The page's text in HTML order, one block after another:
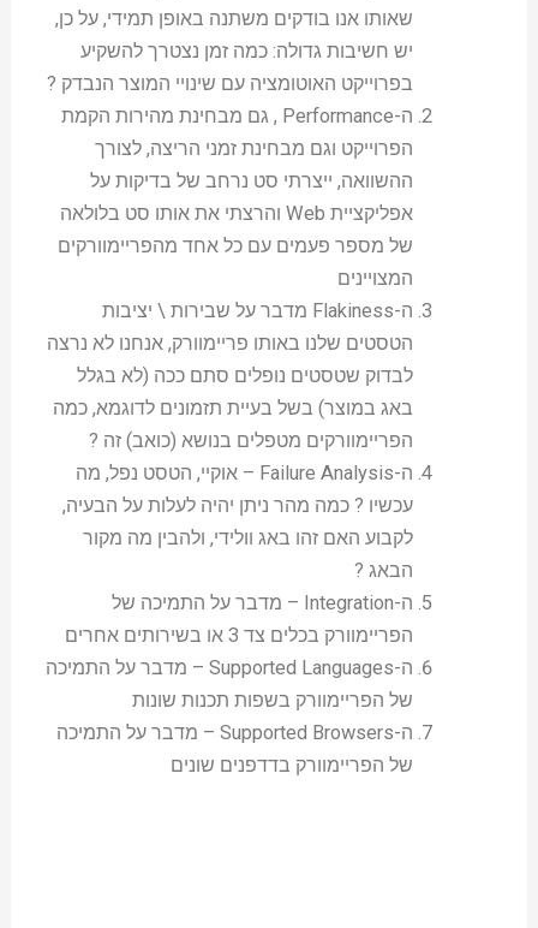
שאותו אנו בודקים משתנה באופן תמידי, על כן,
יש חשיבות גדולה: כמה זמן נצטרך להשקיע
בפרוייקט האוטומציה עם שינויי המוצר הנבדק ?
ה-Performance , גם מבחינת מהירות הקמת
הפרוייקט וגם מבחינת זמני הריצה, לצורך
ההשוואה, ייצרתי סט נרחב של בדיקות על
אפליקציית Web והרצתי את אותו סט בלולאה
של מספר פעמים עם כל אחד מהפריימוורקים
המצויינים
ה-Flakiness מדבר על שבירות \ יציבות
הטסטים שלנו באותו פריימוורק, אנחנו לא נרצה
לבדוק שטסטים נופלים סתם ככה (לא בגלל
באג במוצר) בשל בעיית תזמונים לדוגמא, כמה
הפריימוורקים מטפלים בנושא (כואב) זה ?
ה-Failure Analysis – אוקיי, הטסט נפל, מה
עכשיו ? כמה מהר ניתן יהיה לעלות על הבעיה,
לקבוע האם זהו באג וולידי, ולהבין מה מקור
הבאג ?
ה-Integration – מדבר על התמיכה של
הפריימוורק בכלים צד 3 או בשירותים אחרים
ה-Supported Languages – מדבר על התמיכה
של הפריימוורק בשפות תכנות שונות
ה-Supported Browsers – מדבר על התמיכה
של הפריימוורק בדדפנים שונים